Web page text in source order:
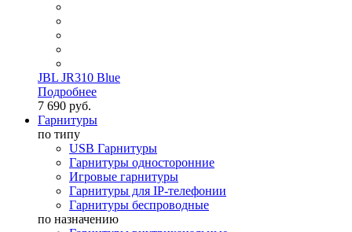
JBL JR310 Blue
Подробнее
7 690 руб.
Гарнитуры
по типу
USB Гарнитуры
Гарнитуры односторонние
Игровые гарнитуры
Гарнитуры для IP-телефонии
Гарнитуры беспроводные
по назначению